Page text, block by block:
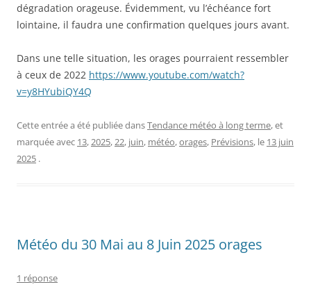
dégradation orageuse. Évidemment, vu l’échéance fort
lointaine, il faudra une confirmation quelques jours avant.
Dans une telle situation, les orages pourraient ressembler
à ceux de 2022 https://www.youtube.com/watch?
v=y8HYubiQY4Q
Cette entrée a été publiée dansTendance météo à long terme, et
marquée avec 13, 2025, 22, juin, météo,orages, Prévisions, le 13 juin
2025 .
Météo du 30 Mai au 8 Juin 2025 orages
1 réponse